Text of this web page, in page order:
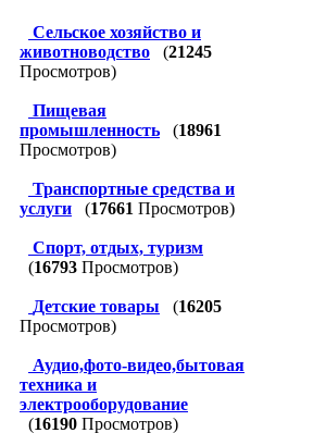
Сельское хозяйство и
животноводство
(21245
Просмотров)
Пищевая
промышленность
(18961
Просмотров)
Транспортные средства и
услуги
(17661 Просмотров)
Спорт, отдых, туризм
(16793 Просмотров)
Детские товары (16205
Просмотров)
Аудио,фото-видео,бытовая
техника и
электрооборудование
(16190 Просмотров)